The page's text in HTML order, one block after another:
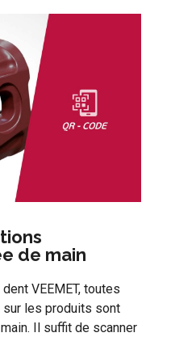
de main
VEEMET, toutes
les produits sont
Il suffit de scanner